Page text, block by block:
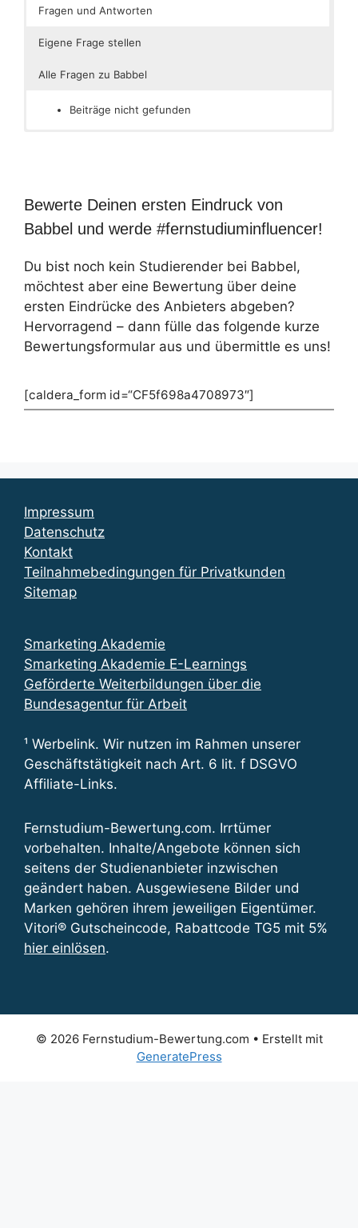
Fragen und Antworten
Eigene Frage stellen
Alle Fragen zu Babbel
Beiträge nicht gefunden
Bewerte Deinen ersten Eindruck von
Babbel und werde #fernstudiuminfluencer!
Du bist noch kein Studierender bei Babbel,
möchtest aber eine Bewertung über deine
ersten Eindrücke des Anbieters abgeben?
Hervorragend – dann fülle das folgende kurze
Bewertungsformular aus und übermittle es uns!
[caldera_form id=“CF5f698a4708973″]
Impressum
Datenschutz
Kontakt
Teilnahmebedingungen für Privatkunden
Sitemap
Smarketing Akademie
Smarketing Akademie E-Learnings
Geförderte Weiterbildungen über die
Bundesagentur für Arbeit
¹ Werbelink. Wir nutzen im Rahmen unserer
Geschäftstätigkeit nach Art. 6 lit. f DSGVO
Affiliate-Links.
Fernstudium-Bewertung.com. Irrtümer
vorbehalten. Inhalte/Angebote können sich
seitens der Studienanbieter inzwischen
geändert haben. Ausgewiesene Bilder und
Marken gehören ihrem jeweiligen Eigentümer.
Vitori® Gutscheincode, Rabattcode TG5 mit 5%
hier einlösen.
© 2026 Fernstudium-Bewertung.com • Erstellt mit
GeneratePress